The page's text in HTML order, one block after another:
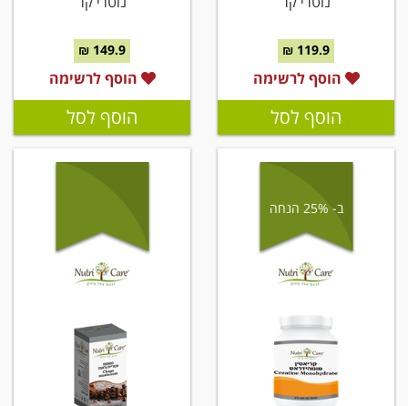
119.9 ₪
הוסף לרשימה
הוסף לסל
149.9 ₪
הוסף לרשימה
הוסף לסל
ב- 25% הנחה